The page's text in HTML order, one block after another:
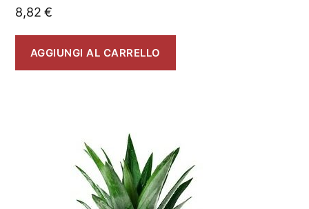
8,82€
AGGIUNGI AL CARRELLO